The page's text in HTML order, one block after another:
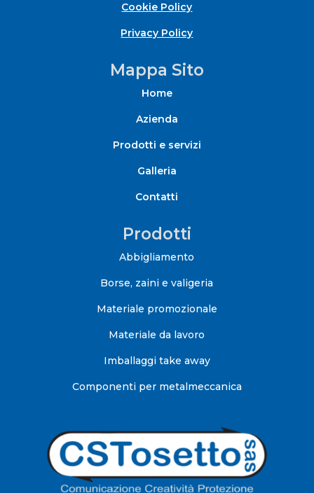
Cookie Policy
Privacy Policy
Mappa Sito
Home
Azienda
Prodotti e servizi
Galleria
Contatti
Prodotti
Abbigliamento
Borse, zaini e valigeria
Materiale promozionale
Materiale da lavoro
Imballaggi take away
Componenti per metalmeccanica